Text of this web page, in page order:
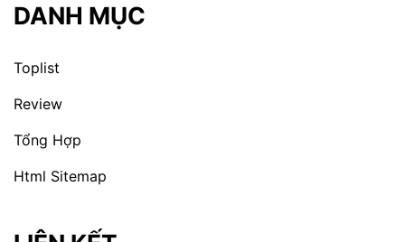
DANH MỤC
Toplist
Review
Tổng Hợp
Html Sitemap